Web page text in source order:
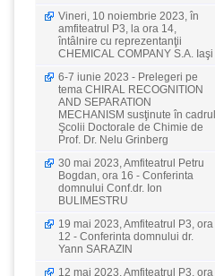
Vineri, 10 noiembrie 2023, în
amfiteatrul P3, la ora 14,
întâlnire cu reprezentanţii
CHEMICAL COMPANY S.A. Iaşi
6-7 iunie 2023 - Prelegeri pe
tema CHIRAL RECOGNITION
AND SEPARATION
MECHANISM susţinute în cadrul
Şcolii Doctorale de Chimie de
Prof. Dr. Nelu Grinberg
30 mai 2023, Amfiteatrul Petru
Bogdan, ora 16 - Conferinta
domnului Conf.dr. Ion
BULIMESTRU
19 mai 2023, Amfiteatrul P3, ora
12 - Conferinta domnului dr.
Yann SARAZIN
12 mai 2023, Amfiteatrul P3, ora